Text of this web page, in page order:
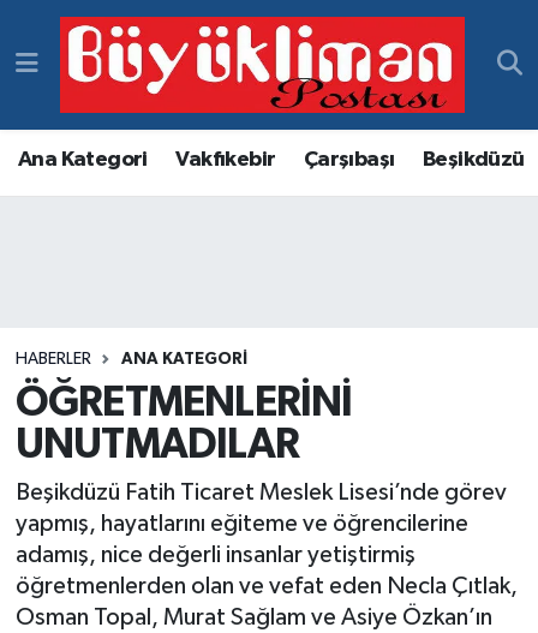
Ana Kategori Vakfıkebir Çarşıbaşı Beşikdüzü
HABERLER ANA KATEGORI
ÖĞRETMENLERİNİ
UNUTMADILAR
Beşikdüzü Fatih Ticaret Meslek Lisesi’nde görev
yapmış, hayatlarını eğiteme ve öğrencilerine
adamış, nice değerli insanlar yetiştirmiş
öğretmenlerden olan ve vefat eden Necla Çıtlak,
Osman Topal, Murat Sağlam ve Asiye Özkan’ın
Vakfıkebir Hava Durumu
Vakfıkebir Trafik Yoğunluk Haritası
Haber Arşivi